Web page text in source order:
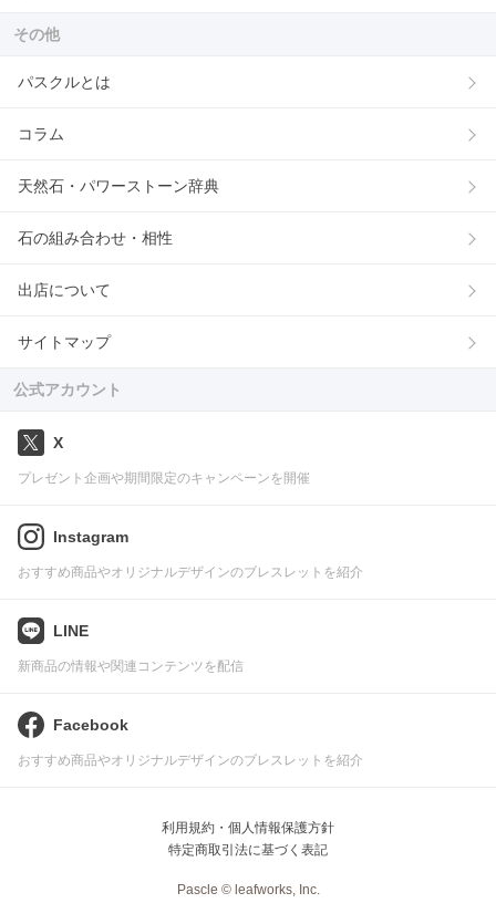
その他
パスクルとは
コラム
天然石・パワーストーン辞典
石の組み合わせ・相性
出店について
サイトマップ
公式アカウント
X
プレゼント企画や期間限定のキャンペーンを開催
Instagram
おすすめ商品やオリジナルデザインのブレスレットを紹介
LINE
新商品の情報や関連コンテンツを配信
Facebook
おすすめ商品やオリジナルデザインのブレスレットを紹介
利用規約・個人情報保護方針
特定商取引法に基づく表記
Pascle © leafworks, Inc.